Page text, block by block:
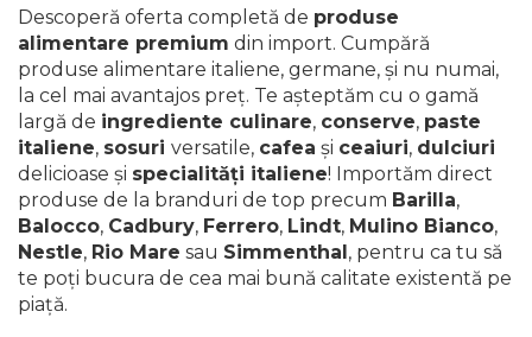
Descoperă oferta completă de produse
alimentare premium din import. Cumpără
produse alimentare italiene, germane, și nu numai,
la cel mai avantajos preţ. Te așteptăm cu o gamă
largă de ingrediente culinare, conserve, paste
italiene, sosuri versatile, cafea și ceaiuri, dulciuri
delicioase și specialităţi italiene! Importăm direct
produse de la branduri de top precum Barilla,
Balocco, Cadbury, Ferrero, Lindt, Mulino Bianco,
Nestle, Rio Mare sau Simmenthal, pentru ca tu să
te poţi bucura de cea mai bună calitate existentă pe
piaţă.